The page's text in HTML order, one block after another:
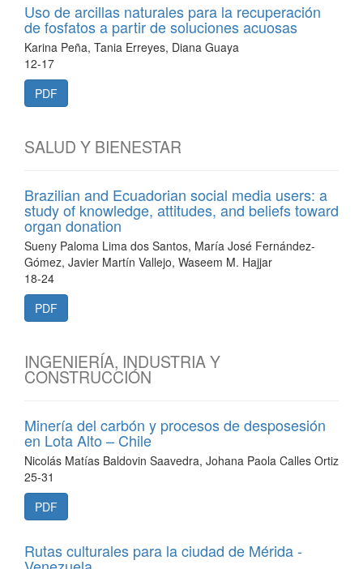
Uso de arcillas naturales para la recuperación
de fosfatos a partir de soluciones acuosas
Karina Peña, Tania Erreyes, Diana Guaya
12-17
PDF
SALUD Y BIENESTAR
Brazilian and Ecuadorian social media users: a
study of knowledge, attitudes, and beliefs toward
organ donation
Sueny Paloma Lima dos Santos, María José Fernández-
Gómez, Javier Martín Vallejo, Waseem M. Hajjar
18-24
PDF
INGENIERÍA, INDUSTRIA Y
CONSTRUCCIÓN
Minería del carbón y procesos de desposesión
en Lota Alto – Chile
Nicolás Matías Baldovin Saavedra, Johana Paola Calles Ortiz
25-31
PDF
Rutas culturales para la ciudad de Mérida -